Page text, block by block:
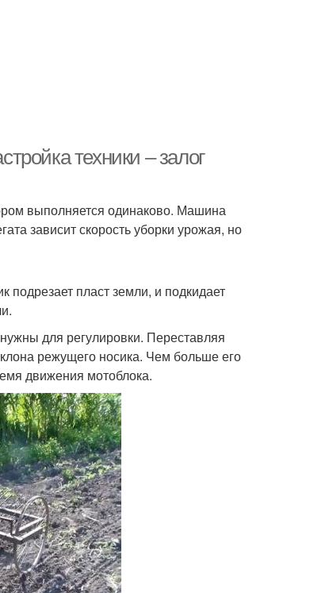
техники – залог
выполняется одинаково. Машина
зависит скорость уборки урожая, но
пласт земли, и подкидает
для регулировки. Переставляя
режущего носика. Чем больше его
движения мотоблока.